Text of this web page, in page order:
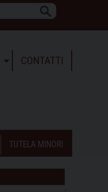
CONTATTI
TUTELA MINORI